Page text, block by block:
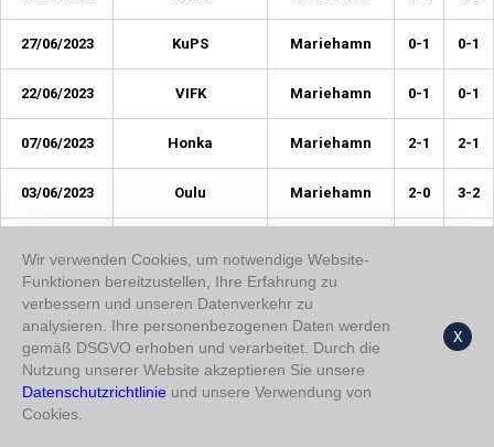
27/06/2023 KuPS Mariehamn 0-1 0-1
22/06/2023 VIFK Mariehamn 0-1 0-1
07/06/2023 Honka Mariehamn 2-1 2-1
03/06/2023 Oulu Mariehamn 2-0 3-2
22/05/2023 Inter Turku Mariehamn
17/05/2023 PPJ Mariehamn 0-3
05/05/2023 VPS Mariehamn
Wir verwenden Cookies, um notwendige Website-
Funktionen bereitzustellen, Ihre Erfahrung zu
verbessern und unseren Datenverkehr zu
analysieren. Ihre personenbezogenen Daten werden
gemäß DSGVO erhoben und verarbeitet. Durch die
Nutzung unserer Website akzeptieren Sie unsere
Datenschutzrichtlinie und unsere Verwendung von
Cookies.
X